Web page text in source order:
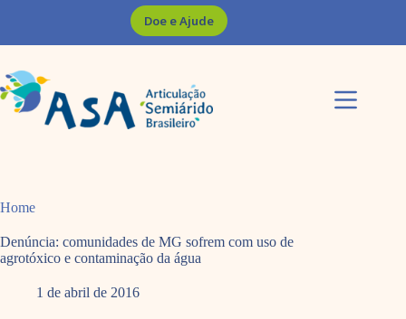
Doe e Ajude
Home
Denúncia: comunidades de MG sofrem com uso de
agrotóxico e contaminação da água
1 de abril de 2016